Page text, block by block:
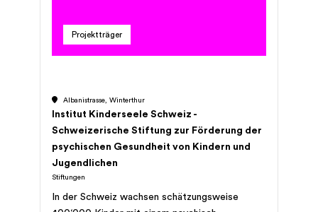
Projektträger
Albanistrasse, Winterthur
Institut Kinderseele Schweiz -
Schweizerische Stiftung zur Förderung der
psychischen Gesundheit von Kindern und
Jugendlichen
Stiftungen
In der Schweiz wachsen schätzungsweise